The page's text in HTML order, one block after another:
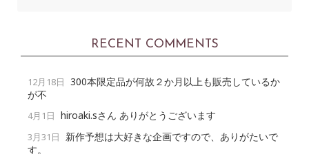
RECENT COMMENTS
12月18日 300本限定品が何故２か月以上も販売しているか
が不
4月1日 hiroaki.sさん ありがとうございます
3月31日
新作予想は大好きな企画ですので、ありがたいで
す。